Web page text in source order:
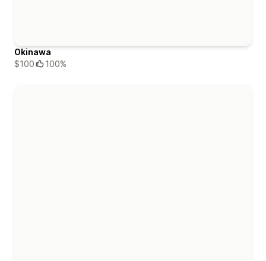
Okinawa
$100
100%